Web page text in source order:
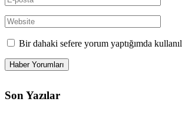
Bir dahaki sefere yorum yaptığımda
Son Yazılar